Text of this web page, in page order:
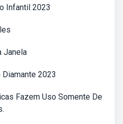
Infantil 2023
Janela
Diamante 2023
Fazem Uso Somente De